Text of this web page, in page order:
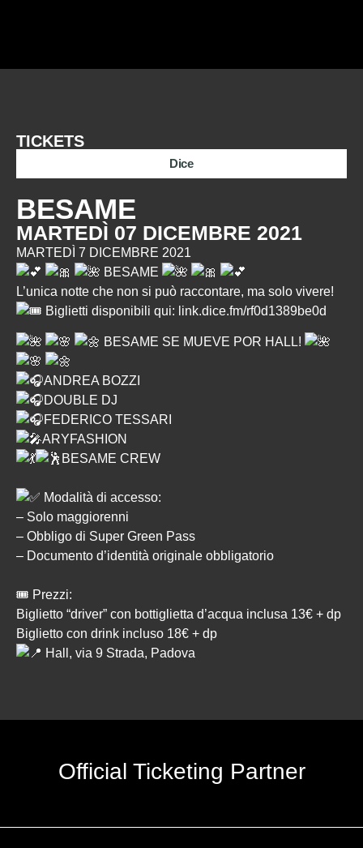
BESAME
MARTEDÌ 07 DICEMBRE 2021
MARTEDÌ 7 DICEMBRE 2021
BESAME
L’unica notte che non si può raccontare, ma solo vivere!
Biglietti disponibili qui: link.dice.fm/rf0d1389be0d
BESAME SE MUEVE POR HALL!
ANDREA BOZZI
DOUBLE DJ
FEDERICO TESSARI
ARYFASHION
BESAME CREW
Modalità di accesso:
– Solo maggiorenni
– Obbligo di Super Green Pass
– Documento d’identità originale obbligatorio
🎟 Prezzi:
Biglietto “driver” con bottiglietta d’acqua inclusa 13€ + dp
Biglietto con drink incluso 18€ + dp
Hall, via 9 Strada, Padova
TICKETS
Dice
Official Ticketing Partner